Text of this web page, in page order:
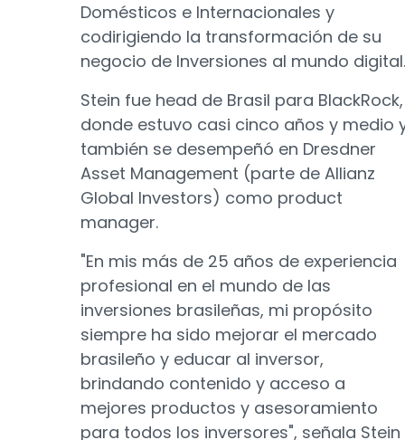
Domésticos e Internacionales y
codirigiendo la transformación de su
negocio de Inversiones al mundo digital.
Stein fue head de Brasil para BlackRock,
donde estuvo casi cinco años y medio
también se desempeñó en Dresdner
Asset Management (parte de Allianz
Global Investors) como product
manager.
"En mis más de 25 años de experiencia
profesional en el mundo de las
inversiones brasileñas, mi propósito
siempre ha sido mejorar el mercado
brasileño y educar al inversor,
brindando contenido y acceso a
mejores productos y asesoramiento
para todos los inversores", señala Stein